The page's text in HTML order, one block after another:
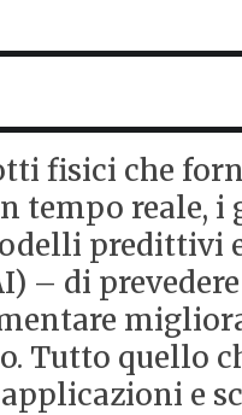
fisici che
tempo reale,
predittivi
– di
Tutto quello
e